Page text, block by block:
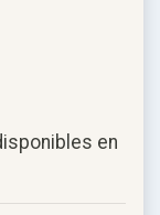
en